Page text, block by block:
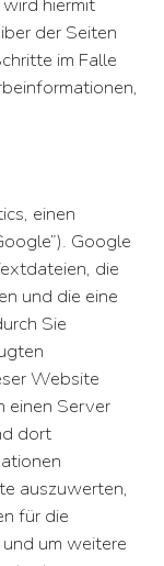
der Seiten
im Falle
einen
Google
die
und die eine
Sie
Website
einen Server
dort
auszuwerten,
für die
um weitere